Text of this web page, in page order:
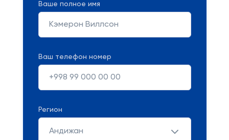
Ваше полное имя
Ваш телефон номер
Регион
Андижан